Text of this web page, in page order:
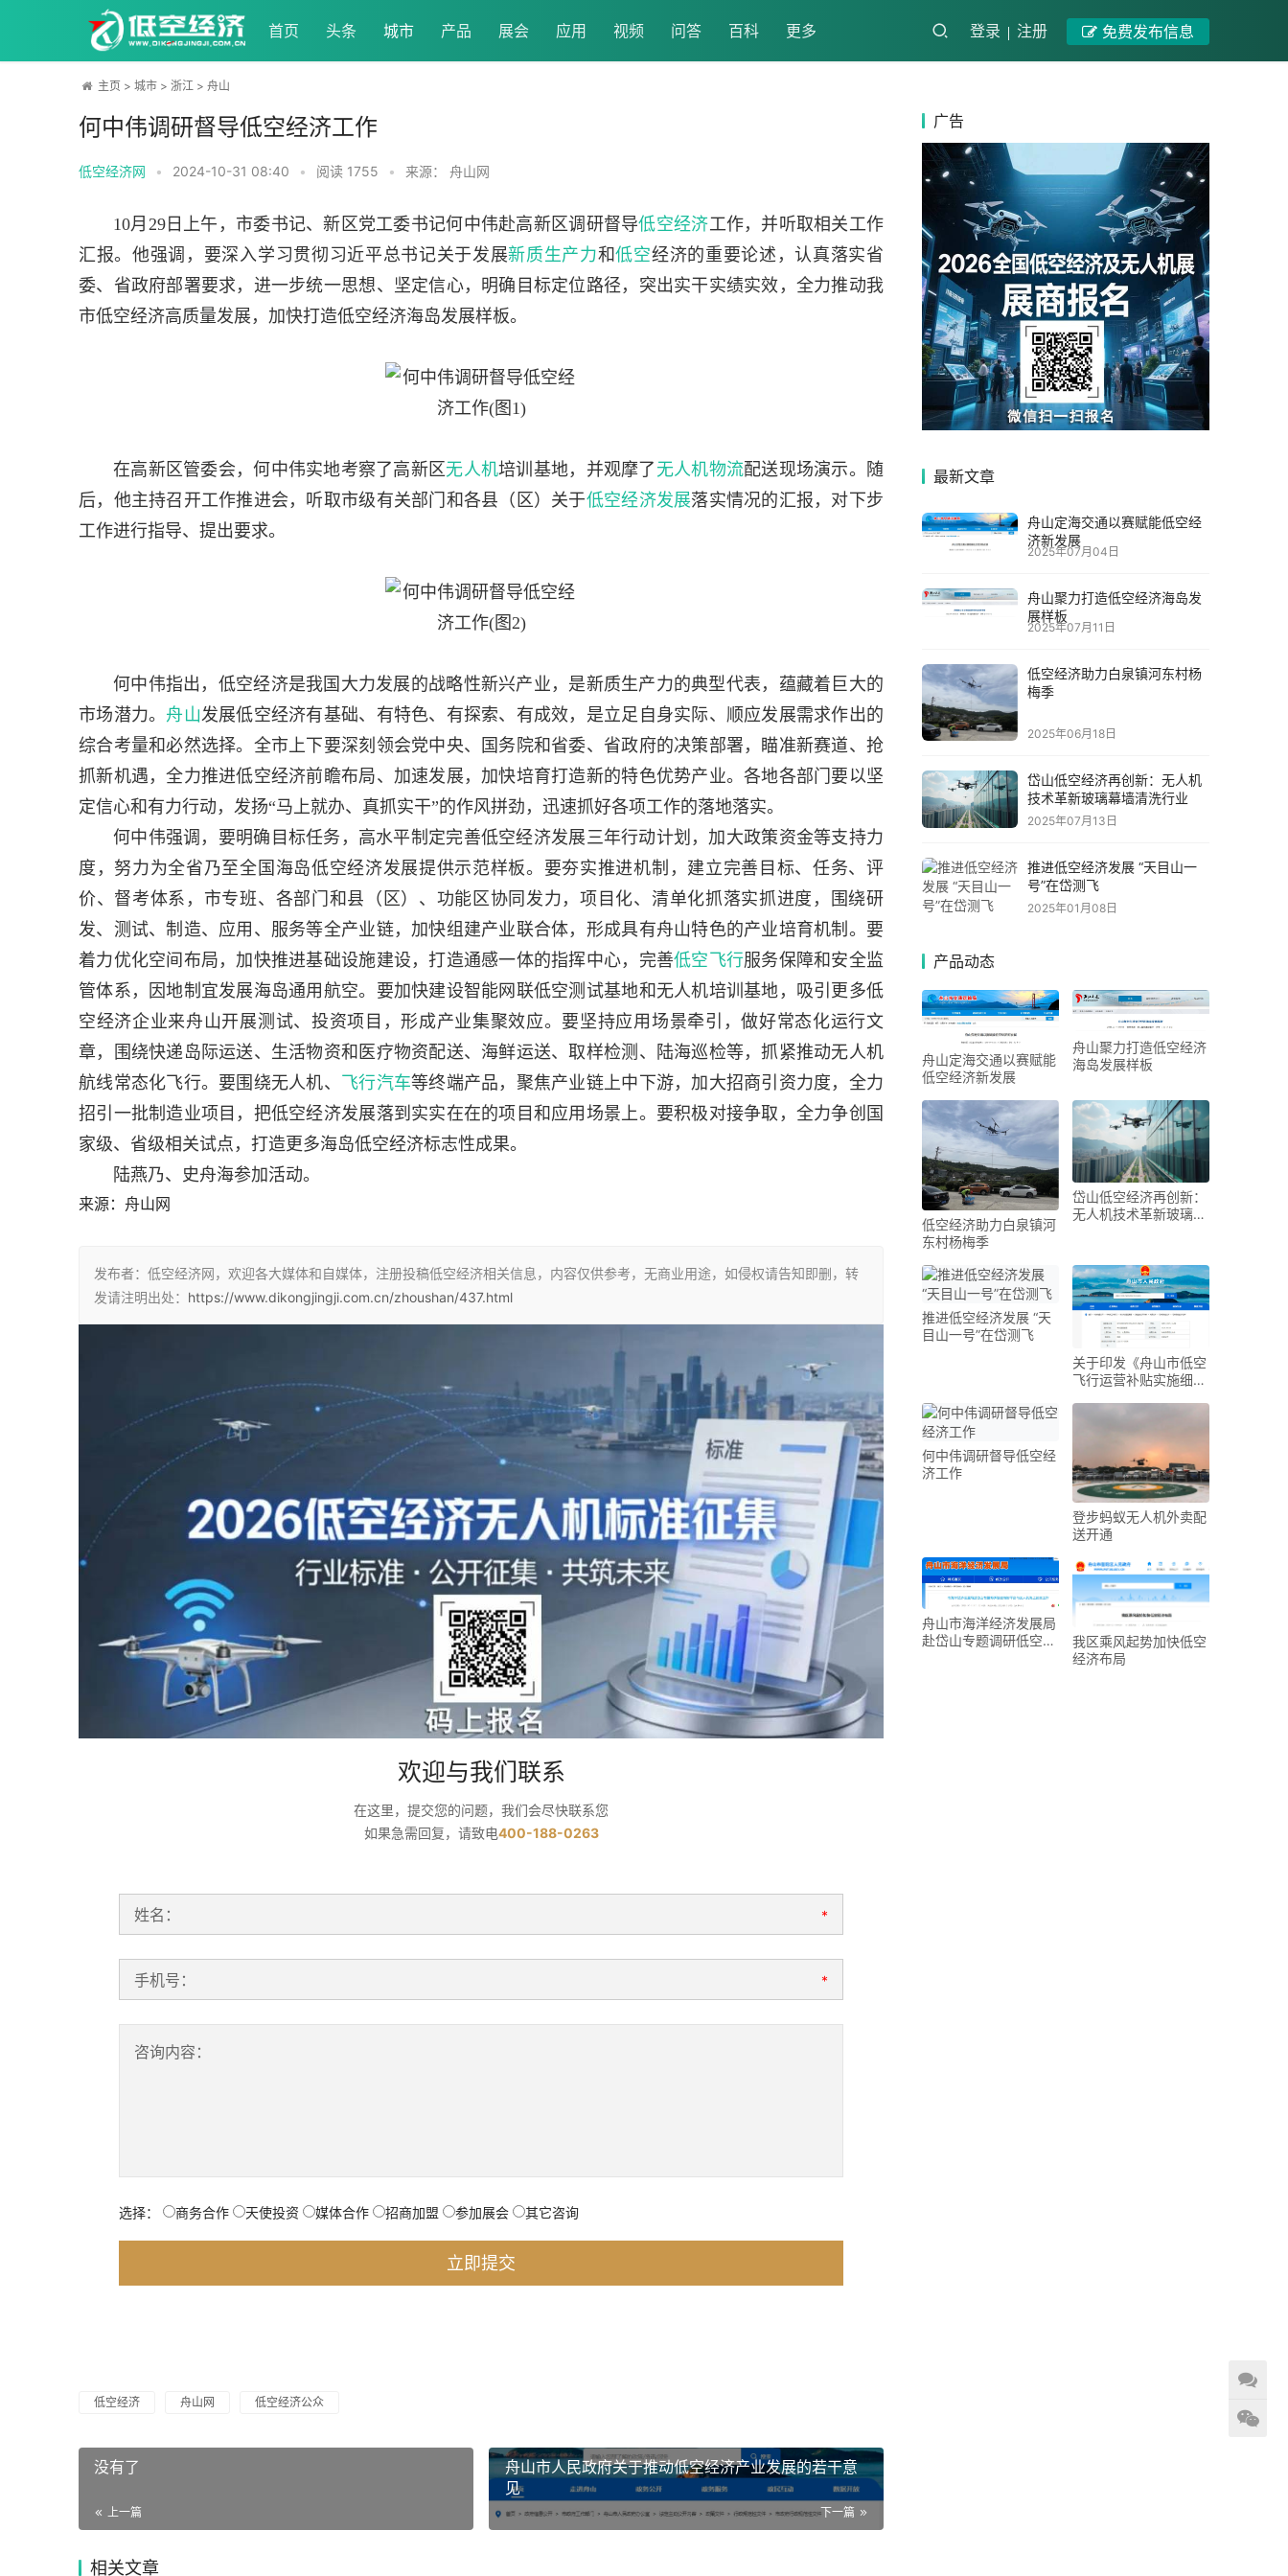
首页 头条 城市 产品 展会 应用 视频 问答 百科 更多 登录 注册 免费发布信息
主页 > 城市 > 浙江 > 舟山
何中伟调研督导低空经济工作
低空经济网 • 2024-10-31 08:40 • 阅读 1755 • 来源： 舟山网
10月29日上午，市委书记、新区党工委书记何中伟赴高新区调研督导低空经济工作，并听取相关工作
汇报。他强调，要深入学习贯彻习近平总书记关于发展新质生产力和低空经济的重要论述，认真落实省
委、省政府部署要求，进一步统一思想、坚定信心，明确目标定位路径，突出实干实绩实效，全力推动我
市低空经济高质量发展，加快打造低空经济海岛发展样板。
在高新区管委会，何中伟实地考察了高新区无人机培训基地，并观摩了 无人机物流配送现场演示。随
后，他主持召开工作推进会，听取市级有关部门和各县（区）关于低空经济发展落实情况的汇报，对下步
工作进行指导、提出要求。
何中伟指出，低空经济是我国大力发展的战略性新兴产业，是新质生产力的典型代表，蕴藏着巨大的
市场潜力。 舟山发展低空经济有基础、有特色、有探索、有成效，是立足自身实际、顺应发展需求作出的
综合考量和必然选择。全市上下要深刻领会党中央、国务院和省委、省政府的决策部署，瞄准新赛道、抢
抓新机遇，全力推进低空经济前瞻布局、加速发展，加快培育打造新的特色优势产业。各地各部门要以坚
定信心和有力行动，发扬“马上就办、真抓实干”的作风拼劲，迅速抓好各项工作的落地落实。
何中伟强调，要明确目标任务，高水平制定完善低空经济发展三年行动计划，加大政策资金等支持力
度，努力为全省乃至全国海岛低空经济发展提供示范样板。要夯实推进机制，建立完善目标、任务、评
价、督考体系，市专班、各部门和县（区）、功能区协同发力，项目化、清单化抓落实抓进度，围绕研
发、测试、制造、应用、服务等全产业链，加快组建产业联合体，形成具有舟山特色的产业培育机制。要
着力优化空间布局，加快推进基础设施建设，打造通感一体的指挥中心，完善低空飞行服务保障和安全监
管体系，因地制宜发展海岛通用航空。要加快建设智能网联低空测试基地和无人机培训基地，吸引更多低
空经济企业来舟山开展测试、投资项目，形成产业集聚效应。要坚持应用场景牵引，做好常态化运行文
章，围绕快递岛际运送、生活物资和医疗物资配送、海鲜运送、取样检测、陆海巡检等，抓紧推动无人机
航线常态化飞行。要围绕无人机、
飞行汽车等终端产品，聚焦产业链上中下游，加大招商引资力度，全力
招引一批制造业项目，把低空经济发展落到实实在在的项目和应用场景上。要积极对接争取，全力争创国
家级、省级相关试点，打造更多海岛低空经济标志性成果。
陆燕乃、史舟海参加活动。
来源：舟山网
发布者：低空经济网，欢迎各大媒体和自媒体，注册投稿低空经济相关信息，内容仅供参考，无商业用途，如侵权请告知即删，转
发请注明出处： https://www.dikongjingji.com.cn/zhoushan/437.html
欢迎与我们联系
在这里，提交您的问题，我们会尽快联系您
如果急需回复，请致电400-188-0263
姓名： *
手机号： *
咨询内容：
选择： 商务合作 天使投资 媒体合作 招商加盟 参加展会 其它咨询
低空经济 舟山网 低空经济公众
没有了
上一篇
舟山市人民政府关于推动低空经济产业发展的若干意
见
下一篇
相关文章
广告
最新文章
舟山定海交通以赛赋能低空经
济新发展
2025年07月04日
舟山聚力打造低空经济海岛发
展样板
2025年07月11日
低空经济助力白泉镇河东村杨
梅季
2025年06月18日
岱山低空经济再创新：无人机
技术革新玻璃幕墙清洗行业
2025年07月13日
推进低空经济发展 “天目山一
号”在岱测飞
2025年01月08日
产品动态
舟山定海交通以赛赋能
低空经济新发展
舟山聚力打造低空经济
海岛发展样板
低空经济助力白泉镇河
东村杨梅季
岱山低空经济再创新：
无人机技术革新玻璃幕
推进低空经济发展 “天
目山一号”在岱测飞
关于印发《舟山市低空
飞行运营补贴实施细
何中伟调研督导低空经
济工作
登步蚂蚁无人机外卖配
送开通
舟山市海洋经济发展局
赴岱山专题调研低空海
我区乘风起势加快低空
经济布局